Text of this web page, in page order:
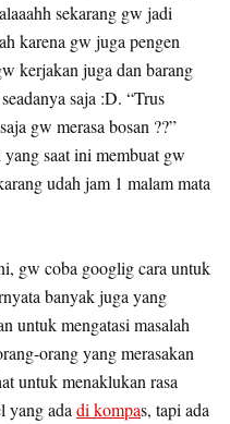
sekarang gw jadi
karena gw juga pengen
kerjakan juga dan barang
saja :D. “Trus
gw merasa bosan ??”
saat ini membuat gw
udah jam 1 malam mata
gw coba googlig cara untuk
banyak juga yang
untuk mengatasi masalah
orang yang merasakan
untuk menaklukan rasa
yang ada di kompas, tapi ada